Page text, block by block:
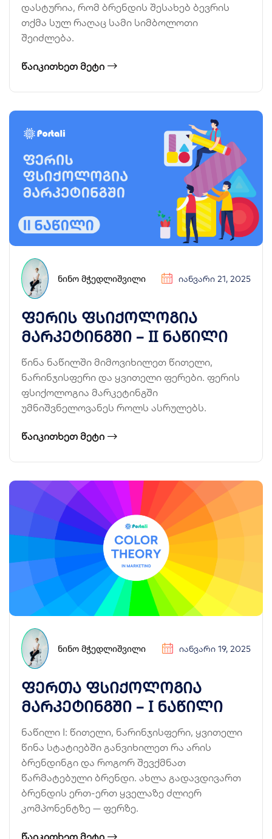
დასტურია, რომ ბრენდის შესახებ ბევრის
თქმა სულ რაღაც სამი სიმბოლოთი
შეიძლება.
ᲬᲐᲘᲙᲘᲗᲮᲔᲗ ᲛᲔᲢᲘ
ᲜᲘᲜᲝ ᲛᲭᲔᲓᲚᲘᲨᲕᲘᲚᲘ ᲘᲐᲜᲕᲐᲠᲘ 21, 2025
ფერის ფსიქოლოგია
მარკეტინგში – II ნაწილი
წინა ნაწილში მიმოვიხილეთ წითელი,
ნარინჯისფერი და ყვითელი ფერები. ფერის
ფსიქოლოგია მარკეტინგში
უმნიშვნელოვანეს როლს ასრულებს.
ᲬᲐᲘᲙᲘᲗᲮᲔᲗ ᲛᲔᲢᲘ
ᲜᲘᲜᲝ ᲛᲭᲔᲓᲚᲘᲨᲕᲘᲚᲘ ᲘᲐᲜᲕᲐᲠᲘ 19, 2025
ფერთა ფსიქოლოგია
მარკეტინგში – I ნაწილი
ნაწილი I: წითელი, ნარინჯისფერი, ყვითელი
წინა სტატიებში განვიხილეთ რა არის
ბრენდინგი და როგორ შევქმნათ
წარმატებული ბრენდი. ახლა გადავდივართ
ბრენდის ერთ-ერთ ყველაზე ძლიერ
კომპონენტზე — ფერზე.